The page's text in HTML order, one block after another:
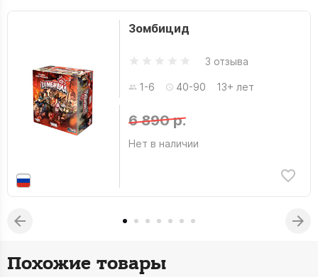
Зомбицид
3 отзыва
1-6 40-90 13+ лет
6 890 р.
Нет в наличии
Похожие товары